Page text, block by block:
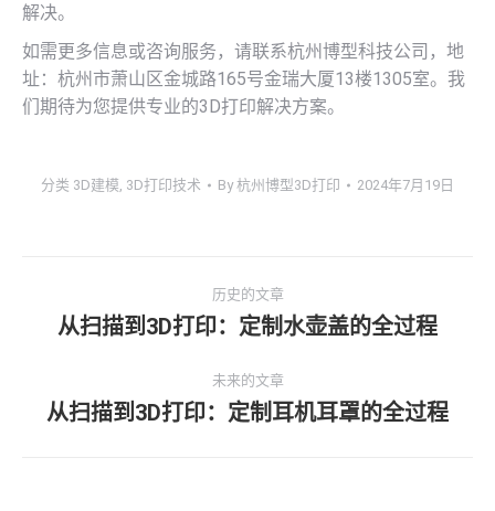
解决。
如需更多信息或咨询服务，请联系杭州博型科技公司，地
址：杭州市萧山区金城路165号金瑞大厦13楼1305室。我
们期待为您提供专业的3D打印解决方案。
分类 3D建模 3D打印技术 By杭州博型3D打印 2024年7月19日
章
航
历史的文章
历
的
文
从扫描到3D打印：定制水壶盖的全过程
未来的文章
未
从扫描到3D打印：定制耳机耳罩的全过程